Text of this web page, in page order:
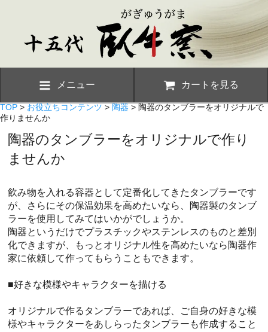
メニュー カートを見る
TOP > お役立ちコンテンツ > 陶器 > 陶器のタンブラーをオリジナルで
作りませんか
陶器のタンブラーをオリジナルで作り
ませんか
飲み物を入れる容器として定番化してきたタンブラーです
が、さらにその保温効果を高めたいなら、陶器製のタンブ
ラーを使用してみてはいかがでしょうか。
陶器というだけでプラスチックやステンレスのものと差別
化できますが、もっとオリジナル性を高めたいなら陶器作
家に依頼して作ってもらうこともできます。
■好きな模様やキャラクターを描ける
オリジナルで作るタンブラーであれば、ご自身の好きな模
様やキャラクターをあしらったタンブラーも作成すること